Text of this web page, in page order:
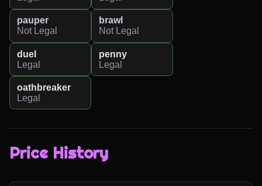
pauper
Not Legal
brawl
Not Legal
duel
Legal
penny
Legal
oathbreaker
Legal
Price History